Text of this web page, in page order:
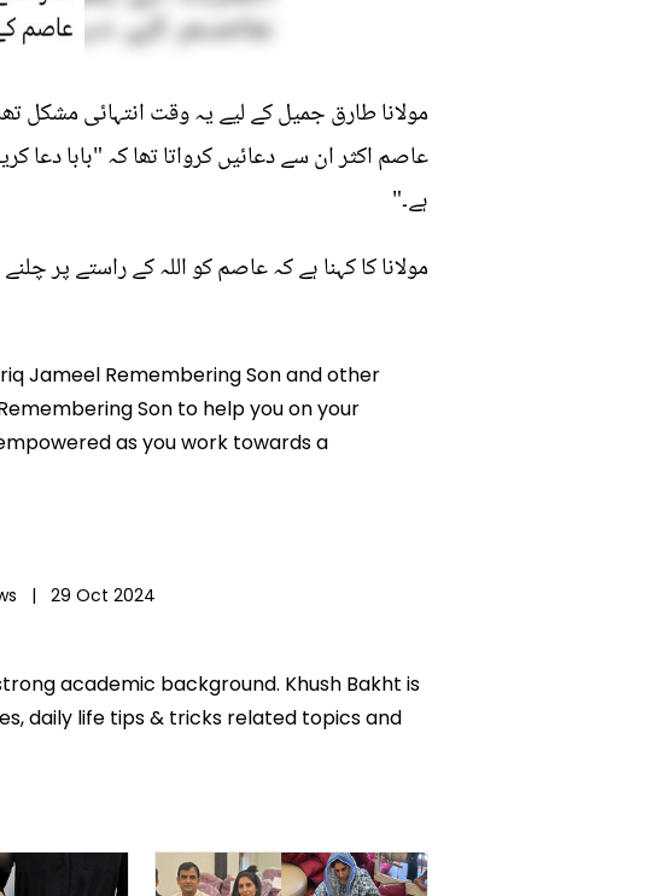
مولانا طارق جمیل کے لیے یہ وقت انتہائی مشکل
عاصم اکثر ان سے دعائیں کرواتا تھا کہ "بابا
ہے۔"
مولانا کا کہنا ہے کہ عاصم کو اللہ کے راستے پر
Jameel Remembering Son and other
Son to help you on your
as you work towards a
| 29 Oct 2024
academic background. Khush Bakht is
daily life tips & tricks related topics and